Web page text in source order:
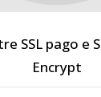
SSL pago e
Encrypt